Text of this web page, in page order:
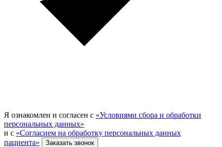
Я ознакомлен и согласен с «Условиями сбора и обработки
персональных данных»
и с «Согласием на обработку персональных данных
пациента»
Заказать звонок